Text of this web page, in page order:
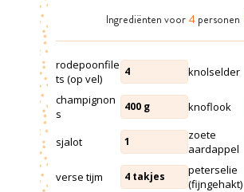
Ingrediënten voor 4 personen
rodepoonfile
ts (op vel)
4 knolselder
champignon
s
400 g knoflook
sjalot 1
zoete
aardappel
verse tijm 4 takjes
peterselie
(fijngehakt)